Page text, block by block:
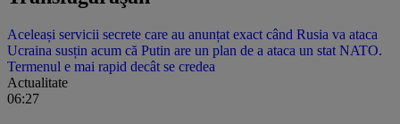
Aceleași servicii secrete care au anunțat exact când Rusia va ataca
Ucraina susțin acum că Putin are un plan de a ataca un stat NATO.
Termenul e mai rapid decât se credea
Actualitate
06:27